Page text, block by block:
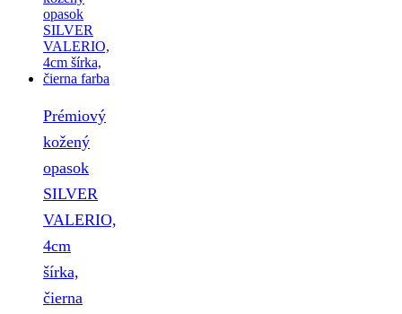
Prémiový
kožený
opasok
SILVER
VALERIO,
4cm
šírka,
čierna